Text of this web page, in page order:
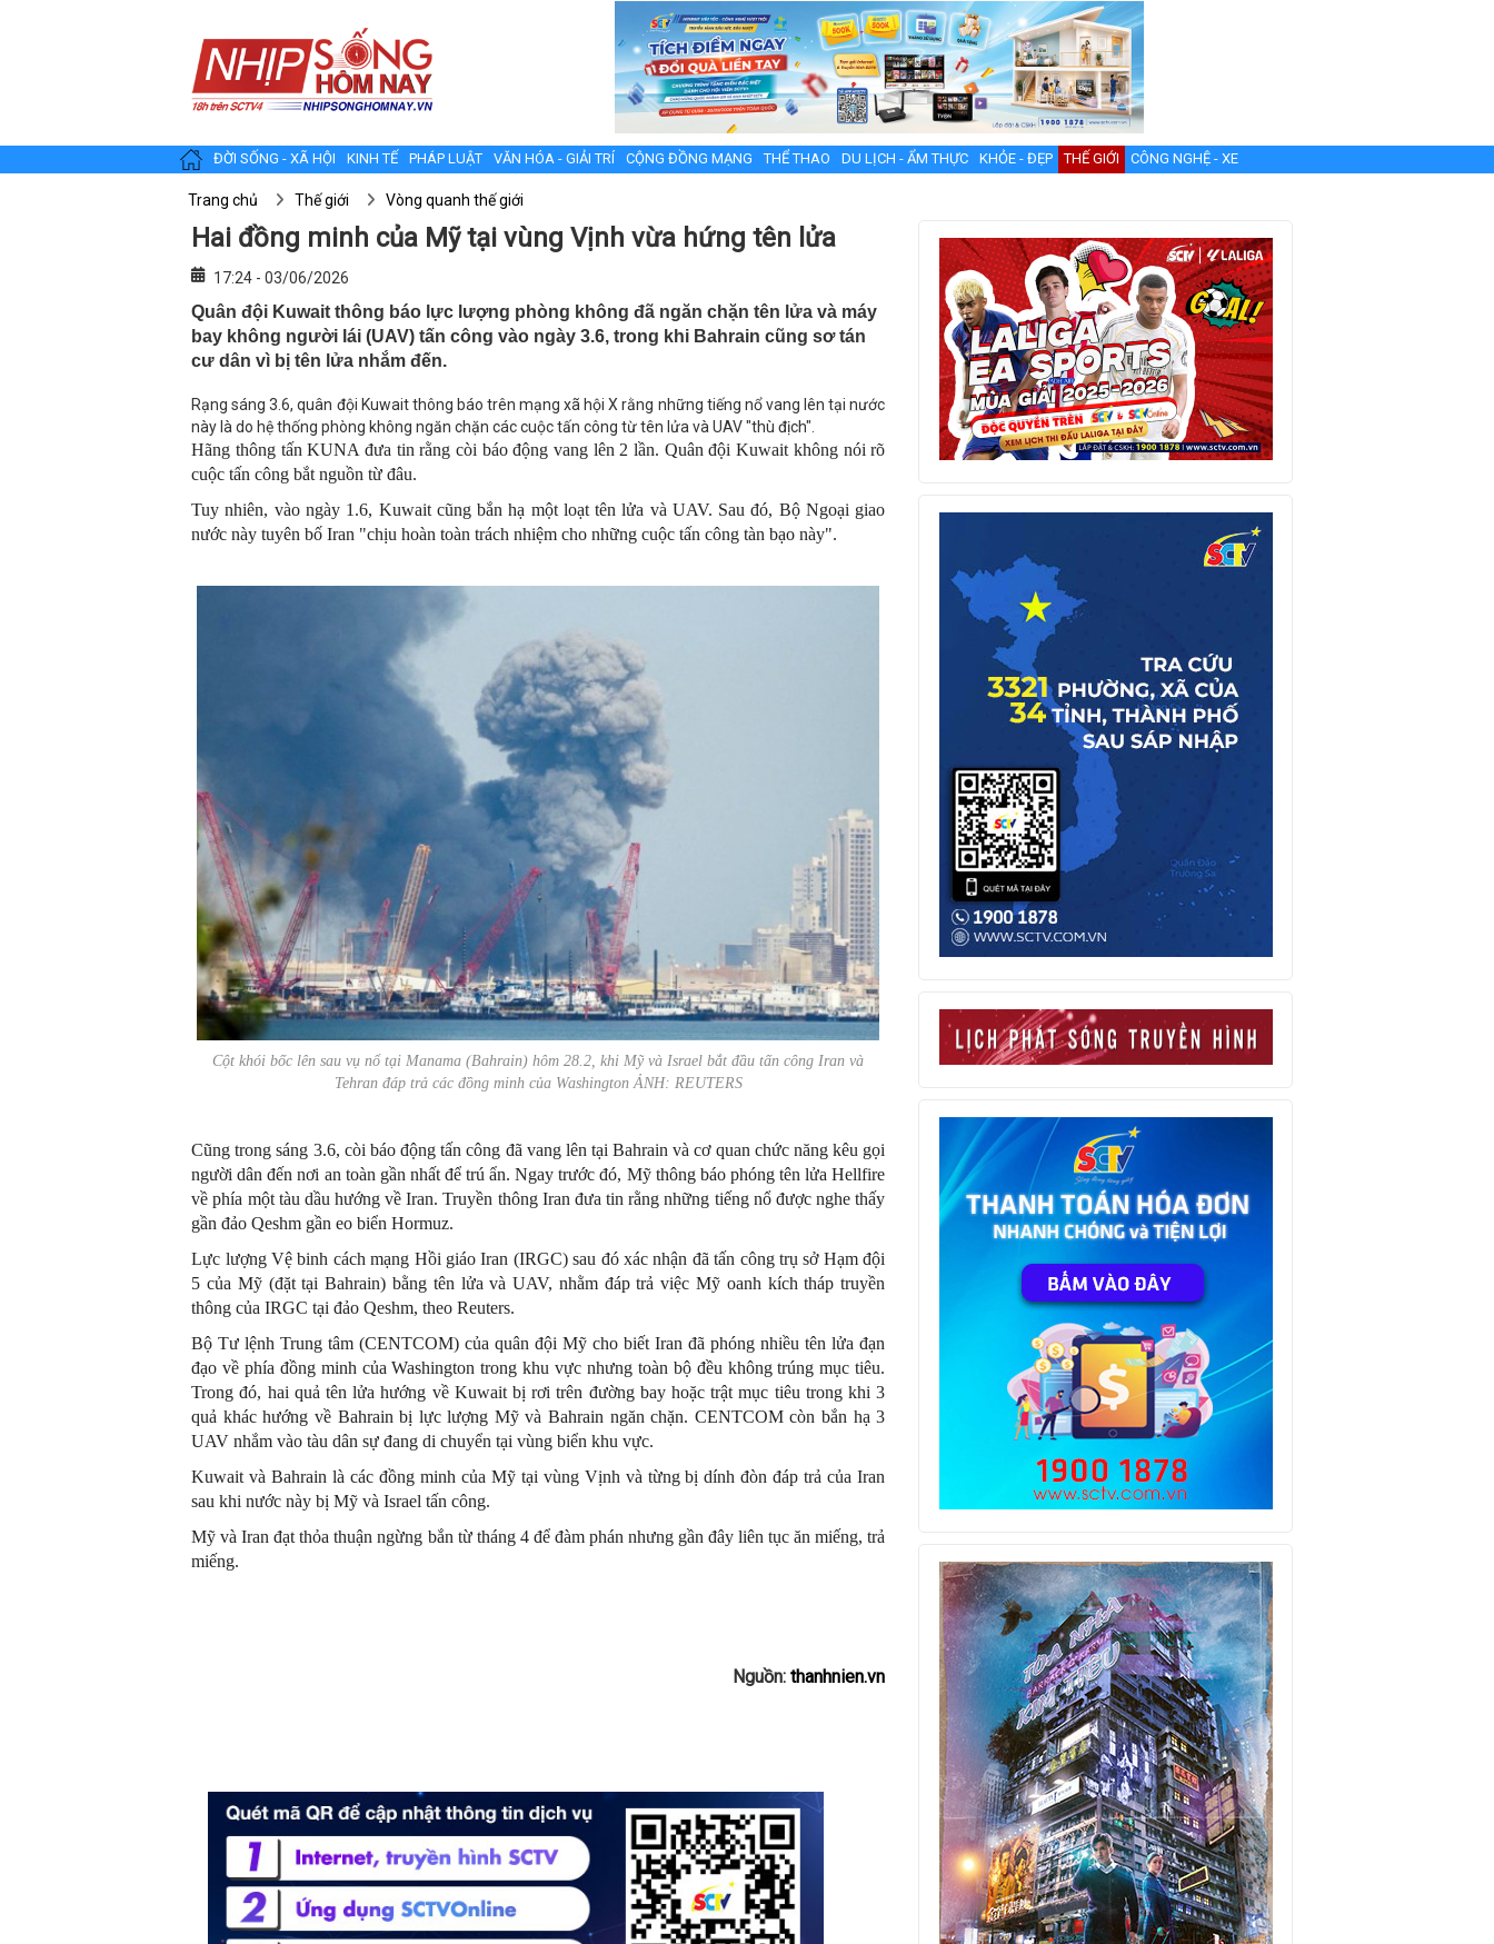
ĐỜI SỐNG - XÃ HỘI KINH TẾ PHÁP LUẬT VĂN HÓA - GIẢI TRÍ CỘNG ĐỒNG MẠNG THỂ THAO DU LỊCH - ẨM THỰC KHỎE - ĐẸP THẾ GIỚI CÔNG NGHỆ - XE
Trang chủ Thế giới Vòng quanh thế giới
Hai đồng minh của Mỹ tại vùng Vịnh vừa hứng tên lửa
17:24 - 03/06/2026
Quân đội Kuwait thông báo lực lượng phòng không đã ngăn chặn tên lửa và máy
bay không người lái (UAV) tấn công vào ngày 3.6, trong khi Bahrain cũng sơ tán
cư dân vì bị tên lửa nhắm đến.
Rạng sáng 3.6, quân đội Kuwait thông báo trên mạng xã hội X rằng những tiếng nổ vang lên tại nước
này là do hệ thống phòng không ngăn chặn các cuộc tấn công từ tên lửa và UAV "thù địch".
Hãng thông tấn KUNA đưa tin rằng còi báo động vang lên 2 lần. Quân đội Kuwait không nói rõ
cuộc tấn công bắt nguồn từ đâu.
Tuy nhiên, vào ngày 1.6, Kuwait cũng bắn hạ một loạt tên lửa và UAV. Sau đó, Bộ Ngoại giao
nước này tuyên bố Iran "chịu hoàn toàn trách nhiệm cho những cuộc tấn công tàn bạo này".
Cột khói bốc lên sau vụ nổ tại Manama (Bahrain) hôm 28.2, khi Mỹ và Israel bắt đầu tấn công Iran và
Tehran đáp trả các đồng minh của Washington ẢNH: REUTERS
Cũng trong sáng 3.6, còi báo động tấn công đã vang lên tại Bahrain và cơ quan chức năng kêu gọi
người dân đến nơi an toàn gần nhất để trú ẩn. Ngay trước đó, Mỹ thông báo phóng tên lửa Hellfire
về phía một tàu dầu hướng về Iran. Truyền thông Iran đưa tin rằng những tiếng nổ được nghe thấy
gần đảo Qeshm gần eo biển Hormuz.
Lực lượng Vệ binh cách mạng Hồi giáo Iran (IRGC) sau đó xác nhận đã tấn công trụ sở Hạm đội
5 của Mỹ (đặt tại Bahrain) bằng tên lửa và UAV, nhằm đáp trả việc Mỹ oanh kích tháp truyền
thông của IRGC tại đảo Qeshm, theo Reuters.
Bộ Tư lệnh Trung tâm (CENTCOM) của quân đội Mỹ cho biết Iran đã phóng nhiều tên lửa đạn
đạo về phía đồng minh của Washington trong khu vực nhưng toàn bộ đều không trúng mục tiêu.
Trong đó, hai quả tên lửa hướng về Kuwait bị rơi trên đường bay hoặc trật mục tiêu trong khi 3
quả khác hướng về Bahrain bị lực lượng Mỹ và Bahrain ngăn chặn. CENTCOM còn bắn hạ 3
UAV nhắm vào tàu dân sự đang di chuyển tại vùng biển khu vực.
Kuwait và Bahrain là các đồng minh của Mỹ tại vùng Vịnh và từng bị dính đòn đáp trả của Iran
sau khi nước này bị Mỹ và Israel tấn công.
Mỹ và Iran đạt thỏa thuận ngừng bắn từ tháng 4 để đàm phán nhưng gần đây liên tục ăn miếng, trả
miếng.
Nguồn:thanhnien.vn